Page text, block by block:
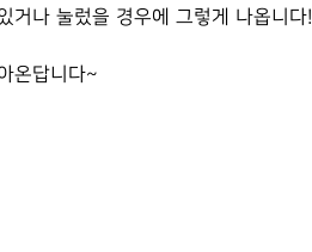
거나 눌렀을 경우에 그렇게 나옵니다!
온답니다~